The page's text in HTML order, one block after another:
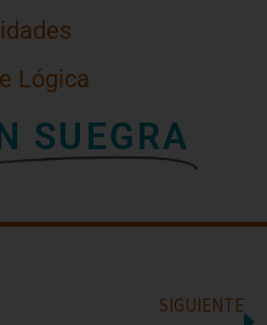
Lógica
SUEGRA
SIGUIENTE